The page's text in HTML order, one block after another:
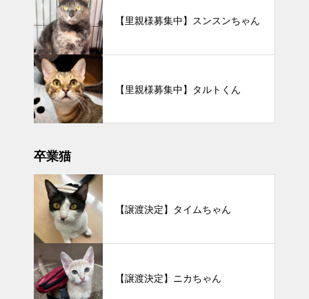
【里親様募集中】スンスンちゃん
【里親様募集中】タルトくん
卒業猫
【譲渡決定】タイムちゃん
【譲渡決定】ニカちゃん